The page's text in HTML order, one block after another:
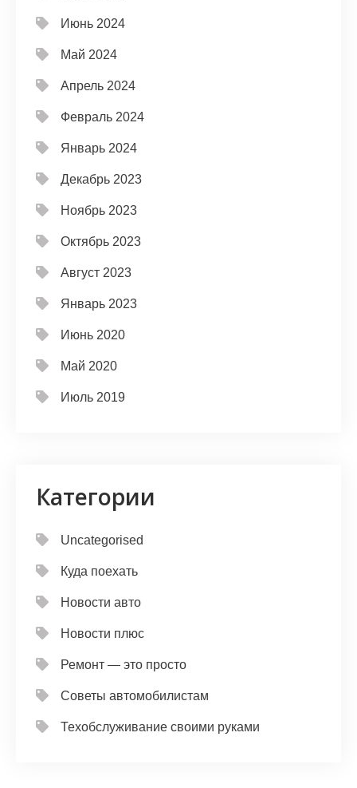
Июнь 2024
Май 2024
Апрель 2024
Февраль 2024
Январь 2024
Декабрь 2023
Ноябрь 2023
Октябрь 2023
Август 2023
Январь 2023
Июнь 2020
Май 2020
Июль 2019
Категории
Uncategorised
Куда поехать
Новости авто
Новости плюс
Ремонт — это просто
Советы автомобилистам
Техобслуживание своими руками